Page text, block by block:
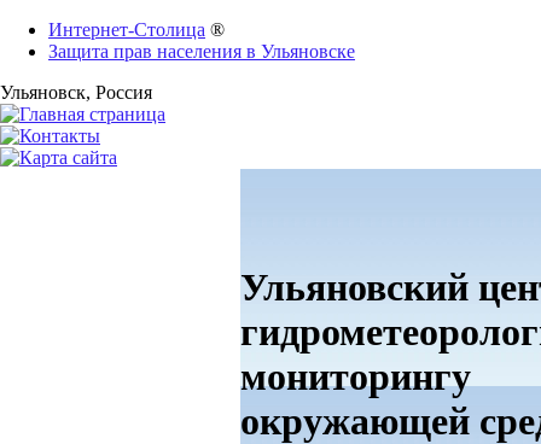
Интернет-Столица ®
Защита прав населения в Ульяновске
Ульяновск, Россия
Ульяновский
мониторингу
окружающей